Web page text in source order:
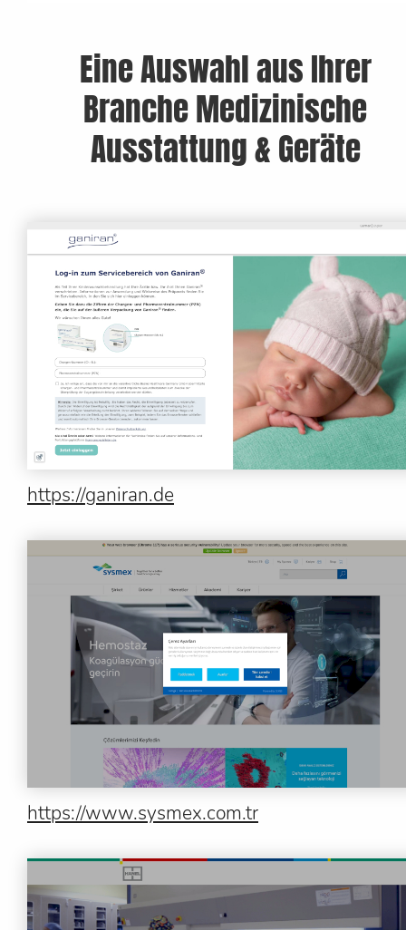
Eine Auswahl aus Ihrer
Branche Medizinische
Ausstattung & Geräte
https://ganiran.de
https://www.sysmex.com.tr